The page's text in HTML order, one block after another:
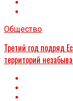
Общество
Третий год подряд
территорий